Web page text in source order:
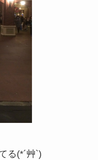
る(*´艸`)